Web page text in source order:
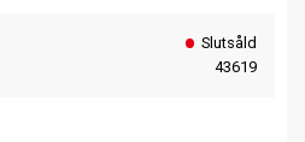
Slutsåld
43619